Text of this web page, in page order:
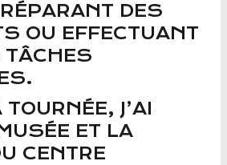
DES
OU EFFECTUANT
TÂCHES
J’AI
ET LA
CENTRE